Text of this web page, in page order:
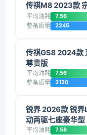
传祺M8 2023款
平均油耗 7.56
整备质量 2245
传祺GS8 2024款
尊贵版
平均油耗 7.56
整备质量 2120
锐界 2026款 锐
动两驱七座豪华型
平均油耗 7.58